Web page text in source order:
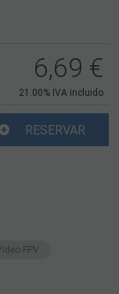
6,69 €
21.00% IVA incluido
RESERVAR
FPV